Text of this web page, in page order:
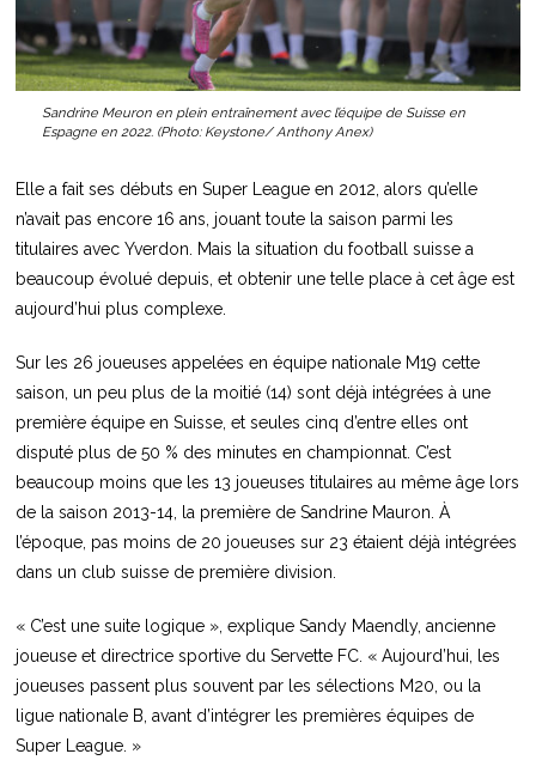
Sandrine Meuron en plein entraînement avec l’équipe de Suisse en
Espagne en 2022. (Photo: Keystone/ Anthony Anex)
Elle a fait ses débuts en Super League en 2012, alors qu’elle
n’avait pas encore 16 ans, jouant toute la saison parmi les
titulaires avec Yverdon. Mais la situation du football suisse a
beaucoup évolué depuis, et obtenir une telle place à cet âge est
aujourd’hui plus complexe.
Sur les 26 joueuses appelées en équipe nationale M19 cette
saison, un peu plus de la moitié (14) sont déjà intégrées à une
première équipe en Suisse, et seules cinq d’entre elles ont
disputé plus de 50 % des minutes en championnat. C’est
beaucoup moins que les 13 joueuses titulaires au même âge lors
de la saison 2013-14, la première de Sandrine Mauron. À
l’époque, pas moins de 20 joueuses sur 23 étaient déjà intégrées
dans un club suisse de première division.
« C’est une suite logique », explique Sandy Maendly, ancienne
joueuse et directrice sportive du Servette FC. « Aujourd’hui, les
joueuses passent plus souvent par les sélections M20, ou la
ligue nationale B, avant d’intégrer les premières équipes de
Super League. »